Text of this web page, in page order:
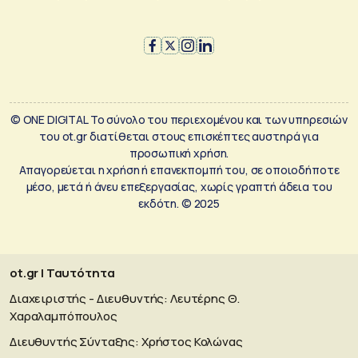
© ONE DIGITAL Το σύνολο του περιεχομένου και των υπηρεσιών
του ot.gr διατίθεται στους επισκέπτες αυστηρά για
προσωπική χρήση.
Απαγορεύεται η χρήση ή επανεκπομπή του, σε οποιοδήποτε
μέσο, μετά ή άνευ επεξεργασίας, χωρίς γραπτή άδεια του
εκδότη. © 2025
ot.gr | Ταυτότητα
Διαχειριστής - Διευθυντής: Λευτέρης Θ.
Χαραλαμπόπουλος
Διευθυντής Σύνταξης: Χρήστος Κολώνας